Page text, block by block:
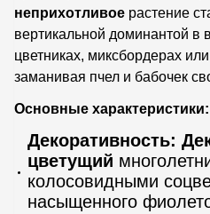
неприхотливое растение
вертикальной доминантой в
цветниках, миксбордерах
заманивая пчел и бабочек
Основные характеристики:
Декоративность:
цветущий
колосовидными
насыщенного